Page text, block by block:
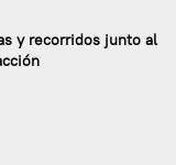
y recorridos junto al